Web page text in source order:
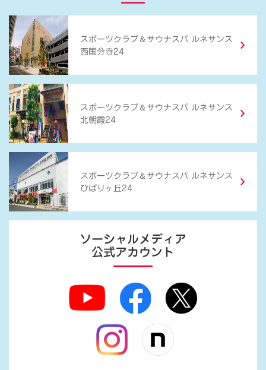
スポーツクラブ ＆ サウナスパ ルネサンス
西国分寺24
スポーツクラブ ＆ サウナスパ ルネサンス
北朝霞24
スポーツクラブ ＆ サウナスパ ルネサンス
ひばりヶ丘24
ソーシャルメディア
公式アカウント